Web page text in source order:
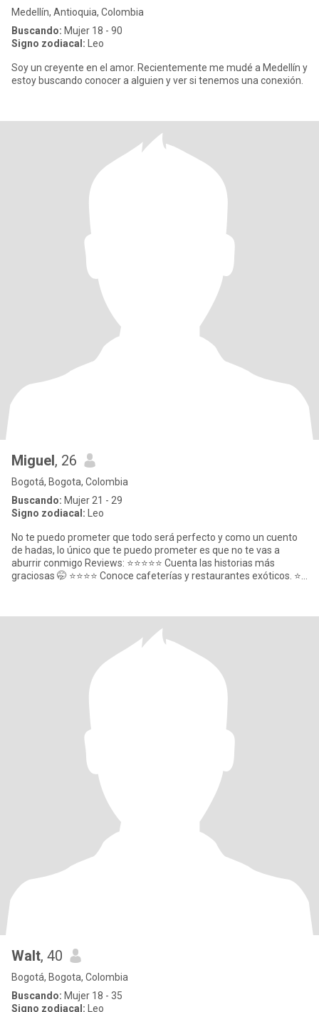
Medellín, Antioquia, Colombia
Buscando: Mujer 18 - 90
Signo zodiacal: Leo
Soy un creyente en el amor. Recientemente me mudé a Medellín y
estoy buscando conocer a alguien y ver si tenemos una conexión.
Miguel, 26
Bogotá, Bogota, Colombia
Buscando: Mujer 21 - 29
Signo zodiacal: Leo
No te puedo prometer que todo será perfecto y como un cuento
de hadas, lo único que te puedo prometer es que no te vas a
aburrir conmigo Reviews: ⭐⭐⭐⭐⭐ Cuenta las historias más
graciosas 🤭 ⭐⭐⭐⭐ Conoce cafeterías y restaurantes exóticos. ⭐
Walt, 40
Bogotá, Bogota, Colombia
Buscando: Mujer 18 - 35
Signo zodiacal: Leo